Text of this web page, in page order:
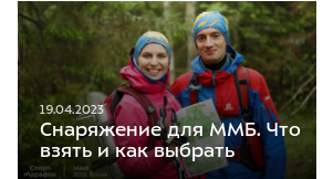
19.04.2023
Снаряжение для ММБ. Что
взять и как выбрать